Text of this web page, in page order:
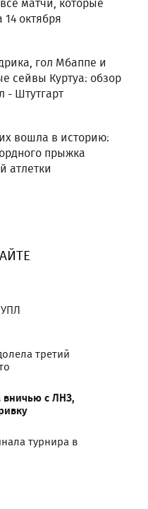
октября
гол Мбаппе и
сейвы Куртуа: обзор
- Штутгарт
вошла в историю:
прыжка
атлетки
третий
вничью с ЛНЗ,
турнира в